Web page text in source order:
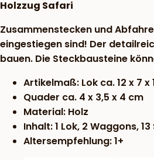
Holzzug Safari
Zusammenstecken und
eingestiegen sind! Der
bauen. Die Steckbausteine
Artikelmaß: Lok ca. 12 x 7 x
Quader ca. 4 x 3,5 x 4 cm
Material: Holz
Inhalt: 1 Lok, 2 Waggons,
Altersempfehlung: 1+